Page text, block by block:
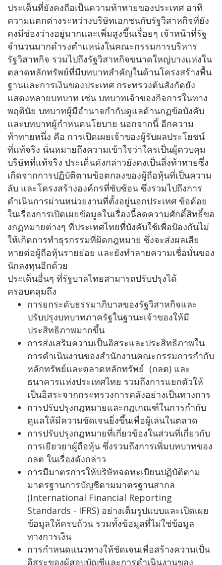
ประเด็นที่ยังคงถือเป็นความท้าทายของประเทศ อาทิ
ความแตกต่างระหว่างบริษัทเอกชนกับรัฐวิสาหกิจที่ยัง
คงมีช่องว่างอยู่มากและเพิ่มสูงขึ้นเรื่อยๆ เจ้าหน้าที่รัฐ
จำนวนมากดำรงตำแหน่งในคณะกรรมการบริหาร
รัฐวิสาหกิจ รวมไปถึงรัฐวิสาหกิจขนาดใหญ่บางแห่งใน
ตลาดหลักทรัพย์ที่มีบทบาทสำคัญในด้านโครงสร้างพื้น
ฐานและการเงินของประเทศ กระทรวงต้นสังกัดยัง
แสดงหลายบทบาท เช่น บทบาทเจ้าของกิจการในทาง
พฤตินัย บทบาทผู้มีอำนาจกำกับดูแลด้านกฏข้อบังคับ
และบทบาทผู้กำหนดนโยบาย นอกจากนี้ อีกความ
ท้าทายหนึ่ง คือ การเปิดเผยเจ้าของผู้รับผลประโยชน์
ที่แท้จริง นั่นหมายถึงความเข้าใจว่าใครเป็นผู้ควบคุม
บริษัทที่แท้จริง ประเด็นดังกล่าวยังคงเป็นสิ่งท้าทายซึ่ง
เกิดจากการปฏิบัติตามข้อตกลงของผู้ถือหุ้นที่เป็นความ
ลับ และโครงสร้างองค์กรที่ซับซ้อน ซึ่งรวมไปถึงการ
ดำเนินการผ่านหน่วยงานที่ตั้งอยู่นอกประเทศ ข้อด้อย
ในเรื่องการเปิดเผยข้อมูลในเรื่องนี้ลดความศักดิ์สิทธิ์ขอ
งกฏหมายต่างๆ ที่ประเทศไทยที่บังคับใช้เพื่อป้องกันไม่
ให้เกิดการทำธุรกรรมที่ผิดกฎหมาย ซึ่งจะส่งผลเสีย
หายต่อผู้ถือหุ้นรายย่อย และยังทำลายความเชื่อมั่นของ
นักลงทุนอีกด้วย
ประเด็นอื่นๆ ที่รัฐบาลไทยสามารถปรับปรุงได้
ครอบคลุมถึง
การยกระดับธรรมาภิบาลของรัฐวิสาหกิจและ
ปรับปรุงบทบาทภาครัฐในฐานะเจ้าของให้มี
ประสิทธิภาพมากขึ้น
การส่งเสริมความเป็นอิสระและประสิทธิภาพใน
การดำเนินงานของสำนักงานคณะกรรมการกำกับ
หลักทรัพย์และตลาดหลักทรัพย์ (กลต) และ
ธนาคารแห่งประเทศไทย รวมถึงการแยกตัวให้
เป็นอิสระจากกระทรวงการคลังอย่างเป็นทางการ
การปรับปรุงกฎหมายและกฎเกณฑ์ในการกำกับ
ดูแลให้มีความชัดเจนยิ่งขึ้นเพื่อผู้เล่นในตลาด
การปรับปรุงกฎหมายที่เกี่ยวข้องในส่วนที่เกี่ยวกับ
การเยียวยาผู้ถือหุ้น ซึ่งรวมถึงการเพิ่มบทบาทของ
กลต ในเรื่องดังกล่าว
การมีมาตรการให้บริษัทจดทะเบียนปฏิบัติตาม
มาตรฐานการบัญชีตามมาตรฐานสากล
(International Financial Reporting
Standards - IFRS) อย่างเต็มรูปแบบและเปิดเผย
ข้อมูลให้ครบถ้วน รวมทั้งข้อมูลที่ไม่ใช่ข้อมูล
ทางการเงิน
การกำหนดแนวทางให้ชัดเจนเพื่อสร้างความเป็น
อิสระของผู้สอบบัญชีและการดำเนินงานของ